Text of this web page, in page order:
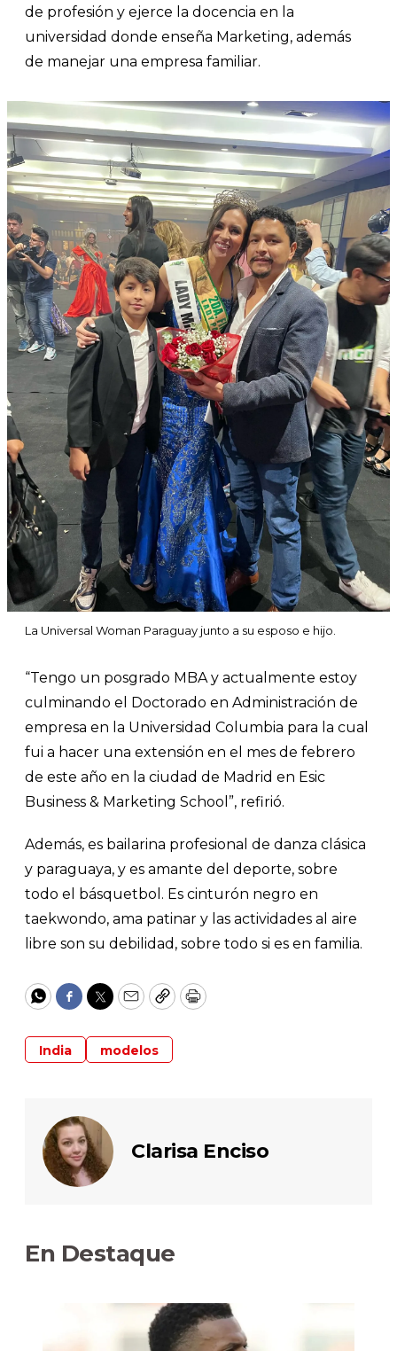
de profesión y ejerce la docencia en la
universidad donde enseña Marketing, además
de manejar una empresa familiar.
La Universal Woman Paraguay junto a su esposo e hijo.
“Tengo un posgrado MBA y actualmente estoy
culminando el Doctorado en Administración de
empresa en la Universidad Columbia para la cual
fui a hacer una extensión en el mes de febrero
de este año en la ciudad de Madrid en Esic
Business & Marketing School”, refirió.
Además, es bailarina profesional de danza clásica
y paraguaya, y es amante del deporte, sobre
todo el básquetbol. Es cinturón negro en
taekwondo, ama patinar y las actividades al aire
libre son su debilidad, sobre todo si es en familia.
WhatsApp
Facebook
Twitter
EmailCopyPrint
India modelos
Clarisa Enciso
En Destaque